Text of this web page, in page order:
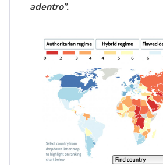
adentro”.